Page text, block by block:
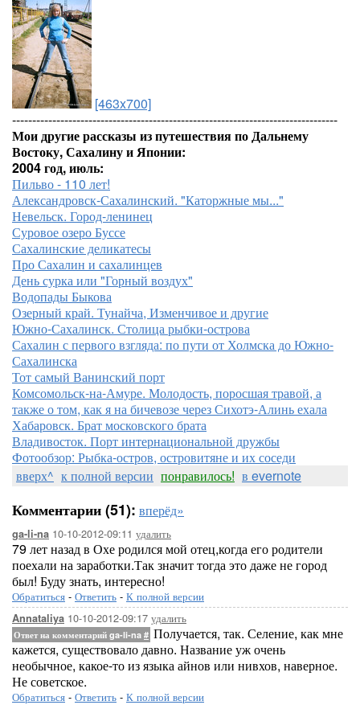
[463x700]
---------------------------------------------------------------------------------
Мои другие рассказы из путешествия по Дальнему
Востоку, Сахалину и Японии:
2004 год, июль:
Пильво - 110 лет!
Александровск-Сахалинский. "Каторжные мы..."
Невельск. Город-ленинец
Суровое озеро Буссе
Сахалинские деликатесы
Про Сахалин и сахалинцев
День сурка или "Горный воздух"
Водопады Быкова
Озерный край. Тунайча, Изменчивое и другие
Южно-Сахалинск. Столица рыбки-острова
Сахалин с первого взгляда: по пути от Холмска до Южно-
Сахалинска
Тот самый Ванинский порт
Комсомольск-на-Амуре. Молодость, поросшая травой, а
также о том, как я на бичевозе через Сихотэ-Алинь ехала
Хабаровск. Брат московского брата
Владивосток. Порт интернациональной дружбы
Фотообзор: Рыбка-остров, островитяне и их соседи
вверх^ к полной версии понравилось! в evernote
Комментарии (51): вперёд»
ga-li-na 10-10-2012-09:11 удалить
79 лет назад в Охе родился мой отец,когда его родители
поехали на заработки.Так значит тогда это даже не город
был! Буду знать, интересно!
Обратиться - Ответить - К полной версии
Annataliya 10-10-2012-09:17 удалить
Ответ на комментарий ga-li-na # Получается, так. Селение, как мне
кажется, существовало давно. Название уж очень
необычное, какое-то из языка айнов или нивхов, наверное.
Не советское.
Обратиться - Ответить - К полной версии